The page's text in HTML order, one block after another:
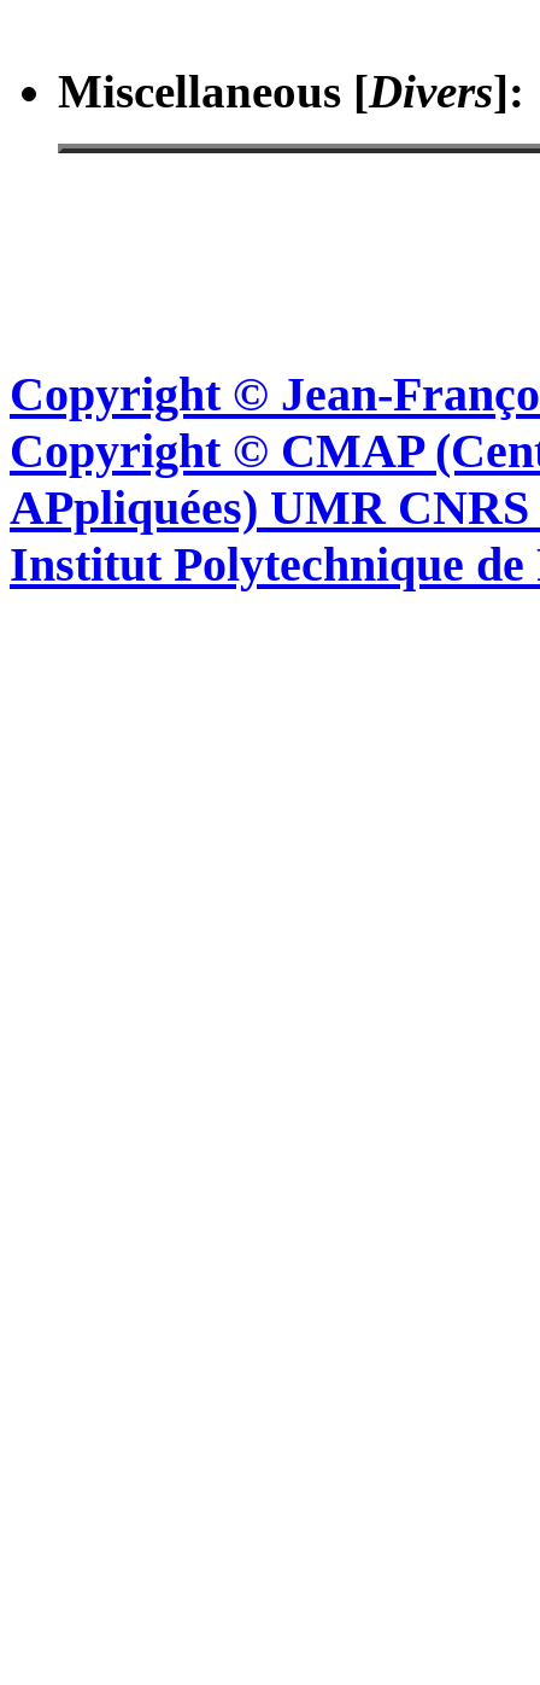
Miscellaneous [Divers]:
Copyright © Jean-
Copyright © CMAP
APpliquées) UMR
Institut Polytechnique de